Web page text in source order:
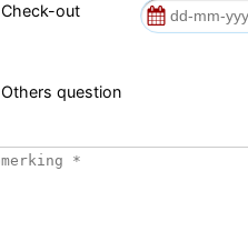
Check-out
Others question